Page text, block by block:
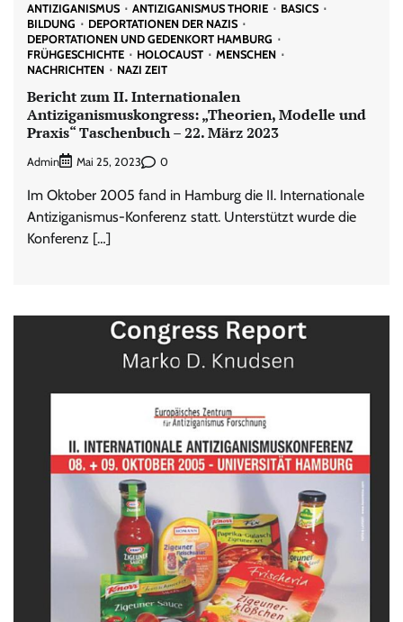
ANTIZIGANISMUS ANTIZIGANISMUS THORIE
BASICS
BILDUNG
DEPORTATIONEN DER NAZIS
DEPORTATIONEN UND GEDENKORT HAMBURG
FRÜHGESCHICHTE
HOLOCAUST
MENSCHEN
NACHRICHTEN
NAZI ZEIT
Bericht zum II. Internationalen
Antiziganismuskongress: „Theorien, Modelle und
Praxis“ Taschenbuch – 22. März 2023
Admin Mai 25, 2023 0
Im Oktober 2005 fand in Hamburg die II. Internationale
Antiziganismus-Konferenz statt. Unterstützt wurde die
Konferenz […]